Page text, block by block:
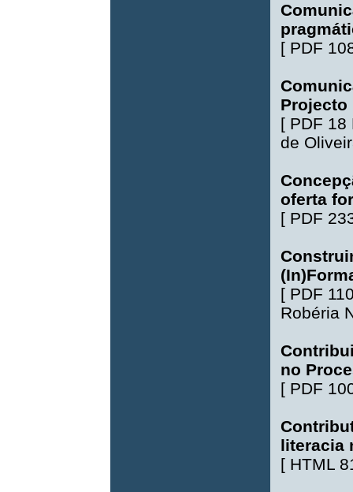
[ PDF
Projecto
[ PDF 18
de
oferta
[ PDF
[ PDF
Robéria
no
[ PDF
literacia
[ HTML